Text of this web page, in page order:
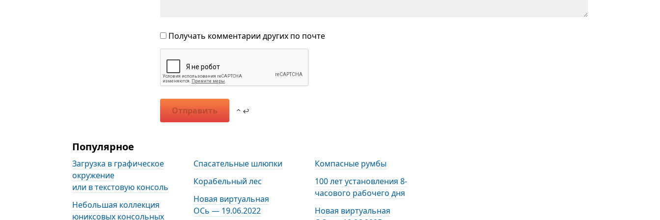
Получать комментарии других по почте
Отправить ⌃ ↩
Популярное
Загрузка в графическое
окружение
или в текстовую консоль
Небольшая коллекция
юниксовых консольных
Спасательные шлюпки
Корабельный лес
Новая виртуальная
ОСь — 19.06.2022
Компасные румбы
100 лет установления 8-
часового рабочего дня
Новая виртуальная